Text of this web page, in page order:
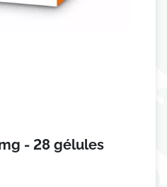
- 28 gélules